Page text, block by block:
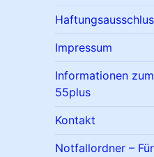
Impressum
Informationen
55plus
Kontakt
Notfallordner –